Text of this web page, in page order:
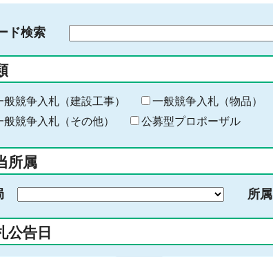
ド検索
る
キ
ー
ー
入
力
般競争入札（建設工事） 一般競争入札（物品）
般競争入札（その他）
公募型プロポーザル
所属
所属
公告日